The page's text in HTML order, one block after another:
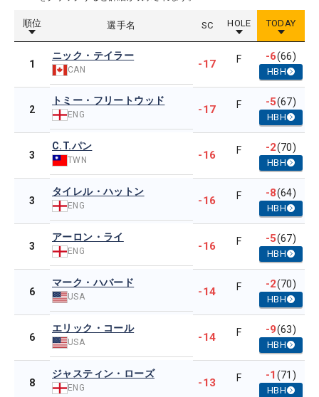
順位 選手名 SC HOLE TODAY
1
ニック・テイラー
CAN -17 F -6(66)
HBH
2
トミー・フリートウッド
ENG -17 F -5(67)
HBH
3
C.T.パン
TWN -16 F -2(70)
HBH
3
タイレル・ハットン
ENG -16 F -8(64)
HBH
3
アーロン・ライ
ENG -16 F -5(67)
HBH
6
マーク・ハバード
USA -14 F -2(70)
HBH
6
エリック・コール
USA -14 F -9(63)
HBH
8
ジャスティン・ローズ
ENG -13 F -1(71)
HBH